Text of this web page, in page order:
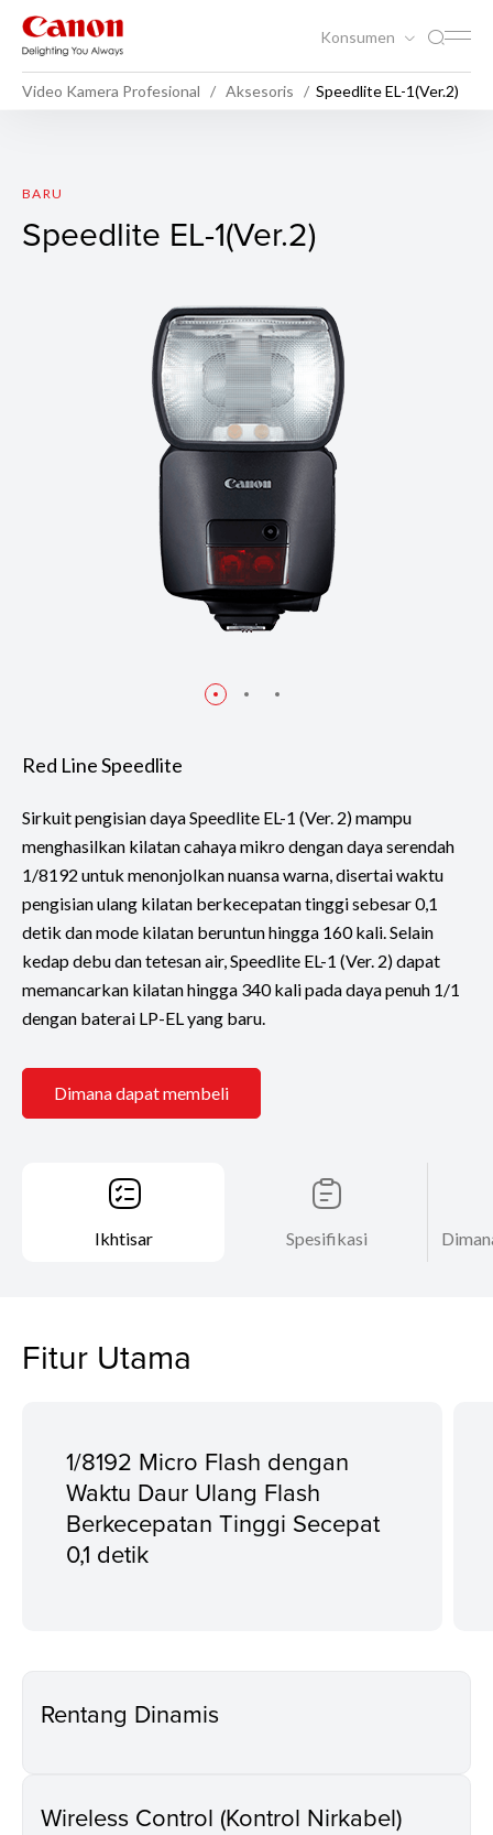
Konsumen
Video Kamera Profesional Aksesoris Speedlite EL-1(Ver.2)
Speedlite EL-1(Ver.2)
BARU
Speedlite EL-1(Ver.2)
Red Line Speedlite
Sirkuit pengisian daya Speedlite EL-1 (Ver. 2) mampu
menghasilkan kilatan cahaya mikro dengan daya serendah
1/8192 untuk menonjolkan nuansa warna, disertai waktu
pengisian ulang kilatan berkecepatan tinggi sebesar 0,1
detik dan mode kilatan beruntun hingga 160 kali. Selain
kedap debu dan tetesan air, Speedlite EL-1 (Ver. 2) dapat
memancarkan kilatan hingga 340 kali pada daya penuh 1/1
dengan baterai LP-EL yang baru.
Dimana dapat membeli
Ikhtisar Spesifikasi
Fitur Utama
1/8192 Micro Flash dengan
Waktu Daur Ulang Flash
Berkecepatan Tinggi Secepat
0,1 detik
Rentang Dinamis
Wireless Control (Kontrol Nirkabel)